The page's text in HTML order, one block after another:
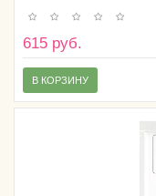
615 руб.
В КОРЗИНУ